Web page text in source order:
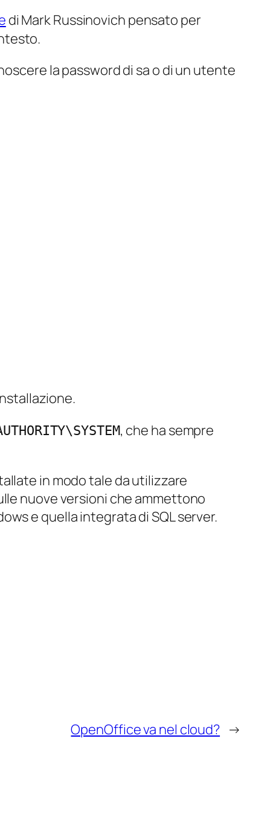
di Mark Russinovich pensato per
la password di sa o di un utente
, che ha sempre
in modo tale da utilizzare
nuove versioni che ammettono
e quella integrata di SQL server.
OpenOffice va nel cloud? →